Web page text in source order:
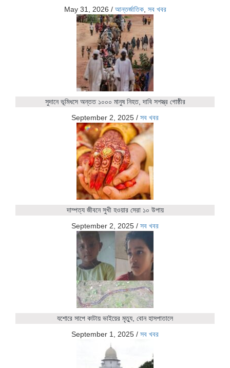
May 31, 2026 / আন্তর্জাতিক, সব খবর
সুদানে ভূমিধসে অন্তত ১০০০ মানুষ নিহত, দাবি সশস্ত্র গোষ্ঠীর
September 2, 2025 / সব খবর
দাম্পত্য জীবনে সুখী হওয়ার সেরা ১০ উপায়
September 2, 2025 / সব খবর
যশোরে সাপে কাটায় ভাইয়ের মৃত্যু, বোন হাসপাতালে
September 1, 2025 / সব খবর